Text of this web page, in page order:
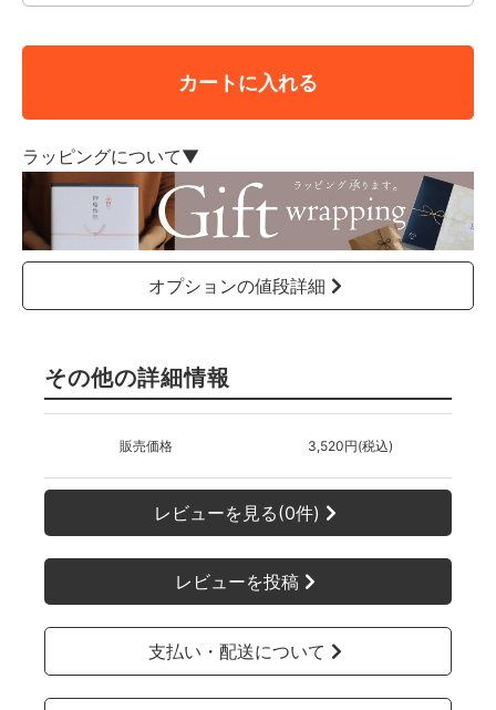
カートに入れる
ラッピングについて▼
オプションの値段詳細
その他の詳細情報
販売価格 3,520円(税込)
レビューを見る(0件)
レビューを投稿
支払い・配送について